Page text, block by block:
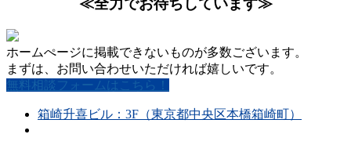
≪全力でお待ちしています≫
ホームぺージに掲載できないものが多数ございます。
まずは、お問い合わせいただければ嬉しいです。
無料相談フォームはこちら！
箱崎升喜ビル：3F（東京都中央区本橋箱崎町）